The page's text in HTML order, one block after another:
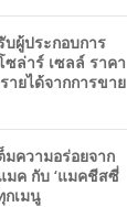
บผู้ประกอบการ
ล่าร์ เซลล์ ราคา
ายได้จากการขาย
ความอร่อยจาก
มค กับ ‘แมคชีสซี่
กเมนู